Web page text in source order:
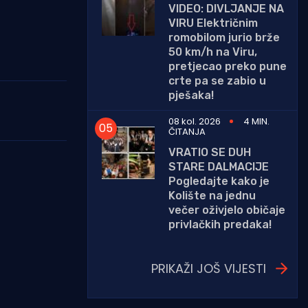
VIDEO: DIVLJANJE NA
VIRU Električnim
romobilom jurio brže
50 km/h na Viru,
pretjecao preko pune
crte pa se zabio u
pješaka!
08 kol. 2026
4 MIN.
ČITANJA
VRATIO SE DUH
STARE DALMACIJE
Pogledajte kako je
Kolište na jednu
večer oživjelo običaje
privlačkih predaka!
PRIKAŽI JOŠ VIJESTI